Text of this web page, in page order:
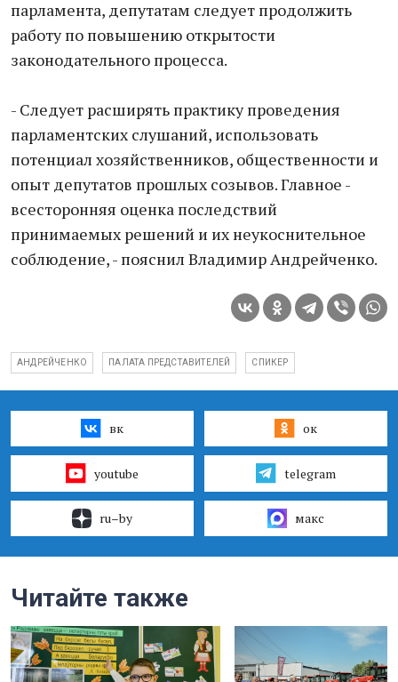
парламента, депутатам следует продолжить
работу по повышению открытости
законодательного процесса.
- Следует расширять практику проведения
парламентских слушаний, использовать
потенциал хозяйственников, общественности и
опыт депутатов прошлых созывов. Главное -
всесторонняя оценка последствий
принимаемых решений и их неукоснительное
соблюдение, - пояснил Владимир Андрейченко.
АНДРЕЙЧЕНКО ПАЛАТА ПРЕДСТАВИТЕЛЕЙ СПИКЕР
вк ок
youtube telegram
ru–by макс
Читайте также